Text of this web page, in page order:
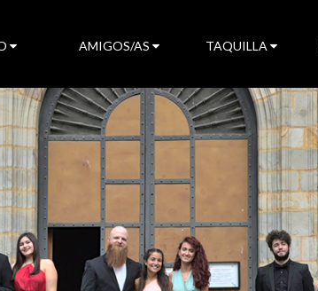
AMIGOS/AS TAQUILLA